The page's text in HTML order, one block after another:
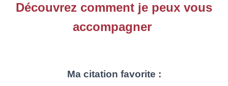
Découvrez comment je peux vous
accompagner
Ma citation favorite :